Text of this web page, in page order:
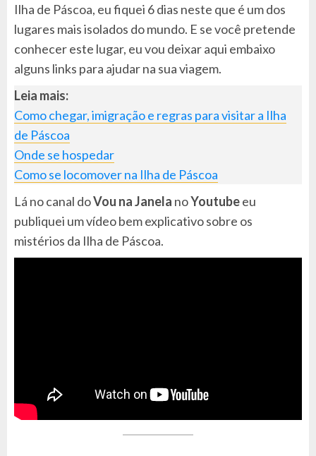
Ilha de Páscoa, eu fiquei 6 dias neste que é um dos
lugares mais isolados do mundo. E se você pretende
conhecer este lugar, eu vou deixar aqui embaixo
alguns links para ajudar na sua viagem.
Leia mais:
Como chegar, imigração e regras para visitar a Ilha
de Páscoa
Onde se hospedar
Como se locomover na Ilha de Páscoa
Lá no canal doVou na Janela noYoutubeeu
publiquei um vídeo bem explicativo sobre os
mistérios da Ilha de Páscoa.